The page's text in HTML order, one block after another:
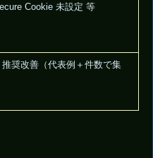
Cookie 未設定 等
推奨改善（代表例＋件数で集